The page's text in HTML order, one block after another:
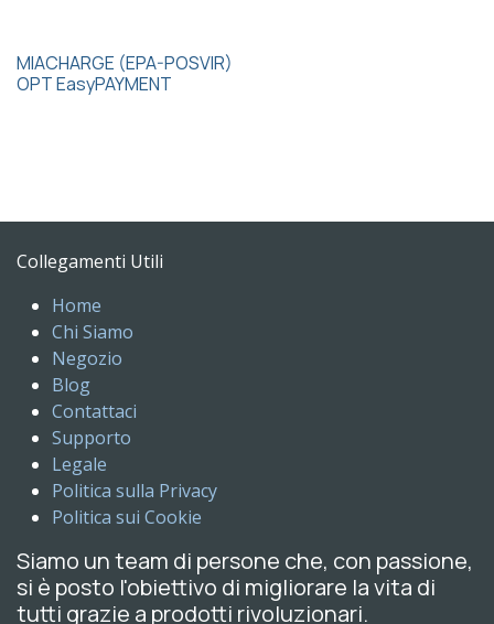
MIACHARGE (EPA-POSVIR)
OPT EasyPAYMENT
Collegamenti Utili
Home
Chi Siamo
Negozio
Blog
Contattaci
Supporto
Legale
Politica sulla Privacy
Politica sui Cookie
Siamo un team di persone che, con passione,
si è posto l'obiettivo di migliorare la vita di
tutti grazie a prodotti rivoluzionari.